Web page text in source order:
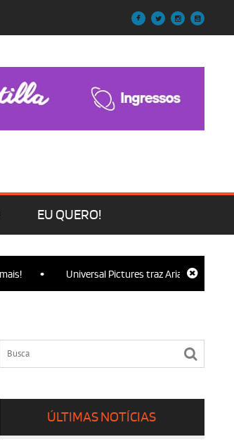
EU QUERO!
• Universal Pictures traz Ariana Grande,
ÚLTIMAS NOTÍCIAS